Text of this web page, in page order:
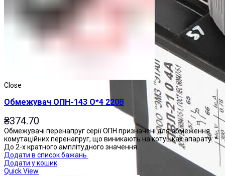
Close
Обмежувач ОПН-143 О*4 220В
₴374.70
Обмежувачі перенапруг серії ОПН призначені для обмеження
комутаційних перенапруг, що виникають на котушках апарату: *
До 2-х кратного амплітудного значення
Додати в список бажань
Додати у кошик
Quick View